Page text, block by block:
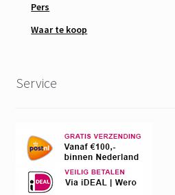
Pers
Waar te koop
Service